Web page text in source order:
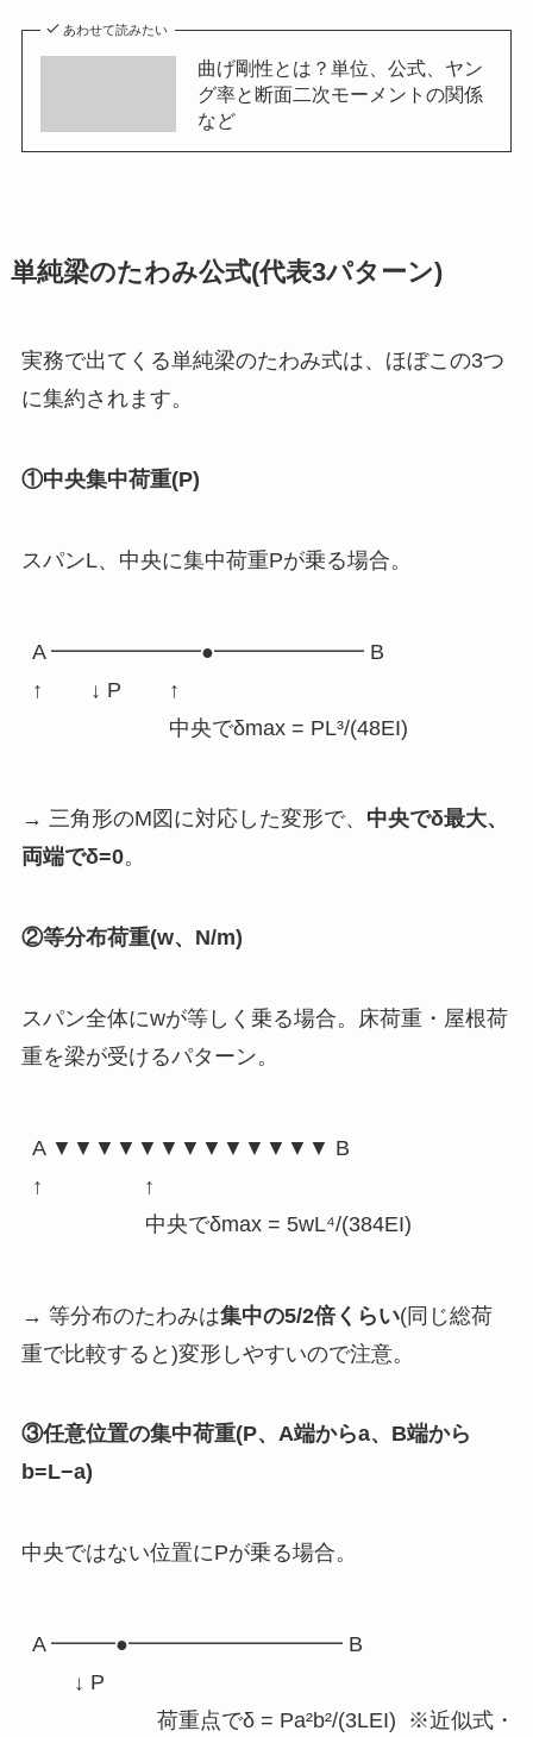
あわせて読みたい
曲げ剛性とは？単位、公式、ヤン
グ率と断面二次モーメントの関係
など
単純梁のたわみ公式(代表3パターン)
実務で出てくる単純梁のたわみ式は、ほぼこの3つ
に集約されます。
①中央集中荷重(P)
スパンL、中央に集中荷重Pが乗る場合。
A ━━━━━━━●━━━━━━━ B
↑        ↓ P        ↑
→ 三角形のM図に対応した変形で、 中央でδ最大、
両端でδ=0。
②等分布荷重(w、N/m)
スパン全体にwが等しく乗る場合。床荷重・屋根荷
重を梁が受けるパターン。
A ▼▼▼▼▼▼▼▼▼▼▼▼▼ B
↑                 ↑
→ 等分布のたわみは集中の5/2倍くらい(同じ総荷
重で比較すると)変形しやすいので注意。
③任意位置の集中荷重(P、A端からa、B端から
b=L−a)
中央ではない位置にPが乗る場合。
A ━━━●━━━━━━━━━━ B
       ↓ P
荷重点でδ = Pa²b²/(3LEI)  ※近似式